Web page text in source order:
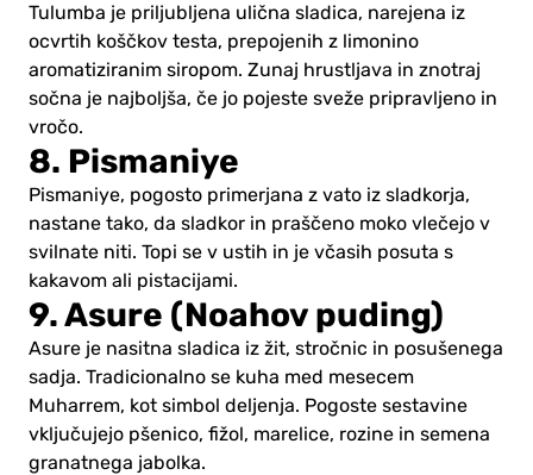
Tulumba je priljubljena ulična sladica, narejena iz
ocvrtih koščkov testa, prepojenih z limonino
aromatiziranim siropom. Zunaj hrustljava in znotraj
sočna je najboljša, če jo pojeste sveže pripravljeno in
vročo.
8. Pismaniye
Pismaniye, pogosto primerjana z vato iz sladkorja,
nastane tako, da sladkor in praščeno moko vlečejo v
svilnate niti. Topi se v ustih in je včasih posuta s
kakavom ali pistacijami.
9. Asure (Noahov puding)
Asure je nasitna sladica iz žit, stročnic in posušenega
sadja. Tradicionalno se kuha med mesecem
Muharrem, kot simbol deljenja. Pogoste sestavine
vključujejo pšenico, fižol, marelice, rozine in semena
granatnega jabolka.